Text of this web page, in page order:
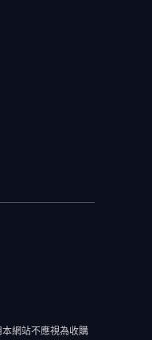
網站不應視為收購